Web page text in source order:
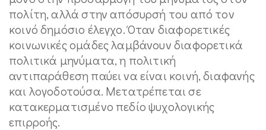
πολίτη, αλλά στην απόσυρσή του από τον
κοινό δημόσιο έλεγχο. Όταν διαφορετικές
κοινωνικές ομάδες λαμβάνουν διαφορετικά
πολιτικά μηνύματα, η πολιτική
αντιπαράθεση παύει να είναι κοινή, διαφανής
και λογοδοτούσα. Μετατρέπεται σε
κατακερματισμένο πεδίο ψυχολογικής
επιρροής.